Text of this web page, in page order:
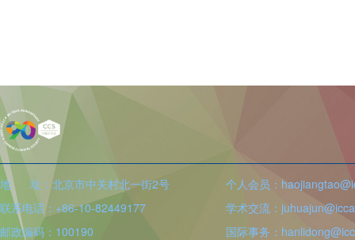
地 址：北京市中关村北一街2号
联系电话：+86-10-82449177
邮政编码：100190
个人会员：
学术交流：
国际事务：